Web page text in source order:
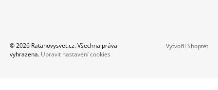
Vytvořil Shoptet
© 2026 Ratanovysvet.cz. Všechna práva
vyhrazena. Upravit nastavení cookies